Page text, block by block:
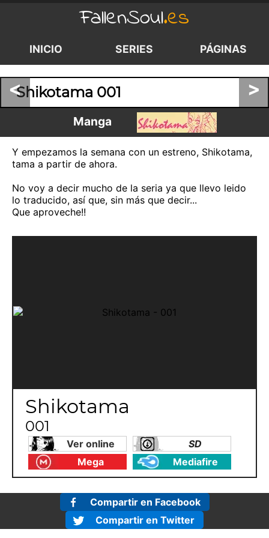
FallenSoul.es
INICIO SERIES PÁGINAS
< >
Shikotama 001
Manga
Y empezamos la semana con un estreno, Shikotama,
tama a partir de ahora.
No voy a decir mucho de la seria ya que llevo leido
lo traducido, así que, sin más que decir...
Que aproveche!!
Shikotama
001
Ver online
SD
Mega
Mediafire
Compartir en Facebook
Compartir en Twitter